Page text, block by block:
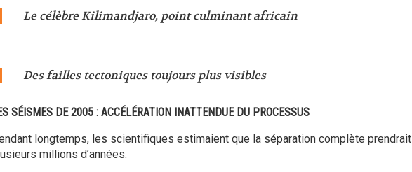
Le célèbre Kilimandjaro, point culminant africain
Des failles tectoniques toujours plus visibles
SÉISMES DE 2005 : ACCÉLÉRATION INATTENDUE DU PROCESSUS
longtemps, les scientifiques estimaient que la séparation complète prendrait
millions d’années.